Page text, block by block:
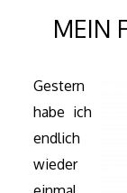
MEIN
Gestern
habe ich
endlich
wieder